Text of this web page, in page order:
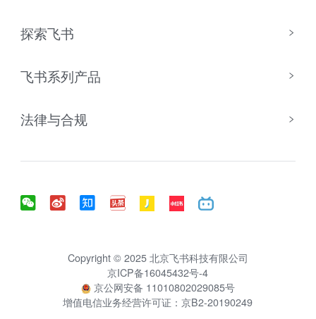
探索飞书
飞书系列产品
法律与合规
Copyright © 2025 北京飞书科技有限公司
京ICP备16045432号-4
京公网安备 11010802029085号
增值电信业务经营许可证：京B2-20190249